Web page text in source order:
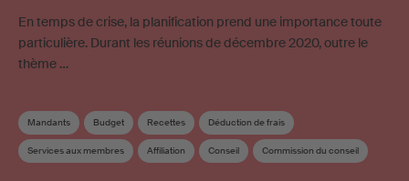
En temps de crise, la planification prend une importance toute
particulière. Durant les réunions de décembre 2020, outre le
thème …
Mandants Budget Recettes Déduction de frais
Services aux membres Affiliation Conseil Commission du conseil